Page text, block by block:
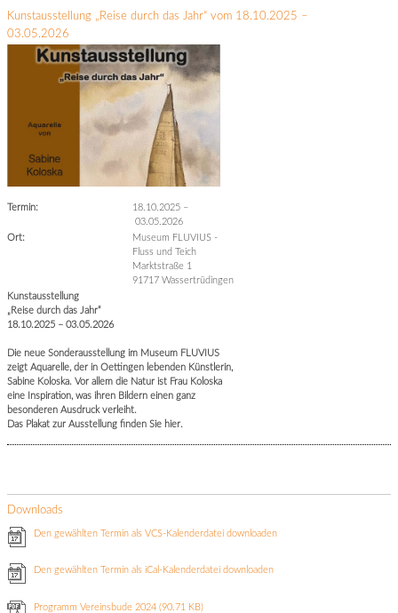
Kunstausstellung „Reise durch das Jahr“ vom 18.10.2025 –
03.05.2026
Termin: 18.10.2025 –
03.05.2026
Ort:
Museum FLUVIUS -
Fluss und Teich
Marktstraße 1
91717 Wassertrüdingen
Kunstausstellung
„Reise durch das Jahr“
18.10.2025 – 03.05.2026
Die neue Sonderausstellung im Museum FLUVIUS
zeigt Aquarelle, der in Oettingen lebenden Künstlerin,
Sabine Koloska. Vor allem die Natur ist Frau Koloska
eine Inspiration, was ihren Bildern einen ganz
besonderen Ausdruck verleiht.
Das Plakat zur Ausstellung finden Sie hier.
Downloads
Den gewählten Termin als VCS-Kalenderdatei downloaden
Den gewählten Termin als iCal-Kalenderdatei downloaden
Programm Vereinsbude 2024(90.71 KB)